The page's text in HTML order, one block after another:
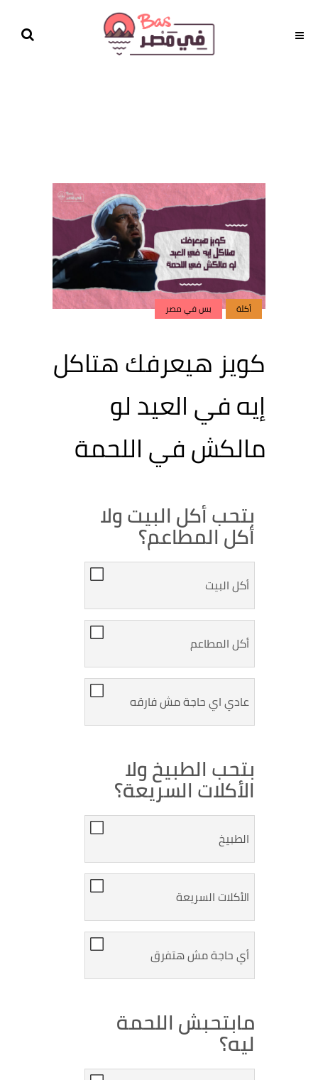
أكلة بس في مصر
كويز هيعرفك هتاكل
إيه في العيد لو
مالكش في اللحمة
بتحب أكل البيت ولا
أكل المطاعم؟
أكل البيت
أكل المطاعم
عادي اي حاجة مش فارقه
بتحب الطبيخ ولا
الأكلات السريعة؟
الطبيخ
الأكلات السريعة
أي حاجة مش هتفرق
مابتحبش اللحمة
ليه؟